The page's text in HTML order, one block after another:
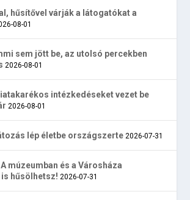
hűsítővel várják a látogatókat a
08-01
sem jött be, az utolsó percekben
2026-08-01
intézkedéseket vezet be
2026-08-01
lép életbe országszerte 2026-07-31
múzeumban és a Városháza
hűsölhetsz! 2026-07-31